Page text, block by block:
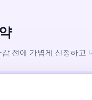
전에 가볍게 신청하고